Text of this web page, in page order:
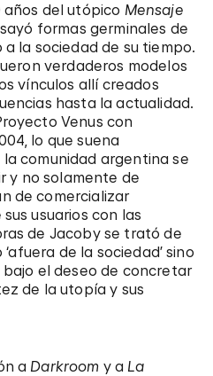
del utópico Mensaje
formas germinales de
la sociedad de su tiempo.
verdaderos modelos
vínculos allí creados
hasta la actualidad.
Venus con
lo que suena
comunidad argentina se
y no solamente de
de comercializar
usuarios con las
de Jacoby se trató de
de la sociedad’ sino
el deseo de concretar
de la utopía y sus
a Darkroom y a La